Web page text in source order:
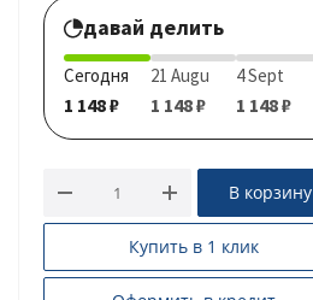
давай делить
Сегодня
1 148 ₽
21 Augu
1 148 ₽
4 Sept
1 148 ₽
В корзину
Купить в 1 клик